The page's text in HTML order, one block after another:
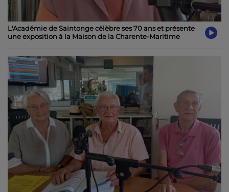
L'Académie de Saintonge célèbre ses 70 ans et présente
une exposition à la Maison de la Charente-Maritime